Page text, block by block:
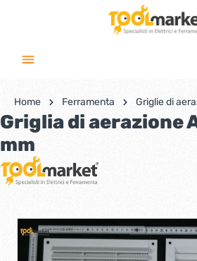
Home Ferramenta Griglie di
Griglia di aerazione
mm